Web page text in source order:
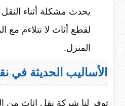
يحدث مشكلة أثناء
لقطع أثاث لا تتلاءم مع
المنزل.
الأساليب الحديثة في
توفر لنا شركة نقل اثاث من